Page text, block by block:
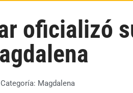
oficializó
Categoría: Magdalena